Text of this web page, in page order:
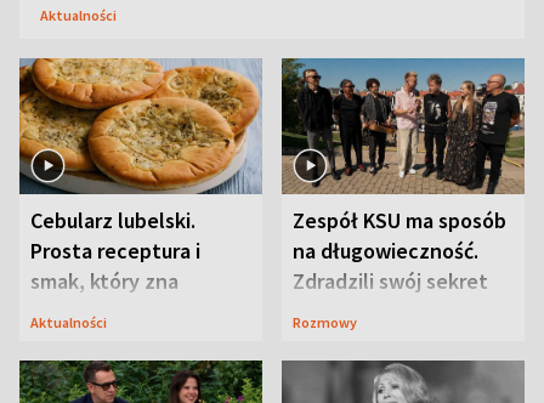
Aktualności
Cebularz lubelski.
Prosta receptura i
smak, który zna
Lubelszczyzna
Aktualności
Zespół KSU ma sposób
na długowieczność.
Zdradzili swój sekret
Rozmowy